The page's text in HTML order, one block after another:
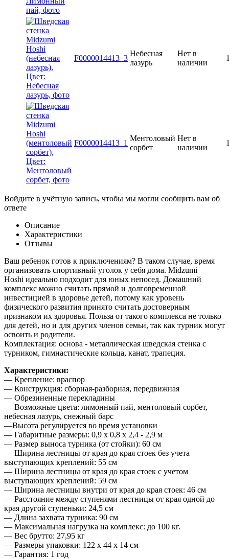
F0000014413_3
Небесная
лазурь
Нет в
наличии
F0000014413_1
Ментоловый
сорбет
Нет в
наличии
Войдите в учётную запись, чтобы мы могли сообщить вам об
ответе
Описание
Характеристики
Отзывы
Ваш ребенок готов к приключениям? В таком случае, время
организовать спортивный уголок у себя дома. Midzumi
Hoshi идеально подходит для юных непосед. Домашний
комплекс можно считать прямой и долговременной
инвестицией в здоровье детей, потому как уровень
физического развития принято считать достоверным
признаком их здоровья. Польза от такого комплекса не только
для детей, но и для других членов семьи, так как турник могут
освоить и родители.
Комплектация: основа - металлическая шведская стенка с
турником, гимнастические кольца, канат, трапеция.
Характеристики:
— Крепление: враспор
— Конструкция: сборная-разборная, передвижная
— Обрезиненные перекладины
— Возможные цвета: лимонный пай, ментоловый сорбет,
небесная лазурь, снежный барс
—Высота регулируется во время установки
— Габаритные размеры: 0,9 х 0,8 х 2,4 - 2,9 м
— Размер выноса турника (от стойки): 60 см
— Ширина лестницы от края до края стоек без учета
выступающих креплений: 55 см
— Ширина лестницы от края до края стоек с учетом
выступающих креплений: 59 см
— Ширина лестницы внутри от края до края стоек: 46 см
— Расстояние между ступенями лестницы от края одной до
края другой ступеньки: 24,5 см
— Длина захвата турника: 90 см
— Максимальная нагрузка на комплекс: до 100 кг.
— Вес брутто: 27,95 кг
— Размеры упаковки: 122 х 44 х 14 см
— Гарантия: 1 год